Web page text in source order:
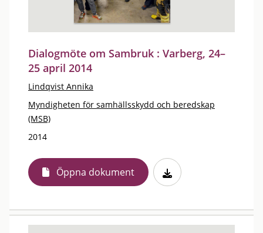
Dialogmöte om Sambruk : Varberg, 24–
25 april 2014
Lindqvist Annika
Myndigheten för samhällsskydd och beredskap
(MSB)
2014
Öppna dokument